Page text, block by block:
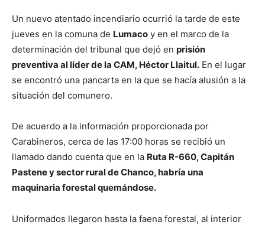
Un nuevo atentado incendiario ocurrió la tarde de este
jueves en la comuna de Lumaco y en el marco de la
determinación del tribunal que dejó en prisión
preventiva al líder de la CAM, Héctor Llaitul. En el lugar
se encontró una pancarta en la que se hacía alusión a la
situación del comunero.
De acuerdo a la información proporcionada por
Carabineros, cerca de las 17:00 horas se recibió un
llamado dando cuenta que en la Ruta R-660, Capitán
Pastene y sector rural de Chanco, habría una
maquinaria forestal quemándose.
Uniformados llegaron hasta la faena forestal, al interior